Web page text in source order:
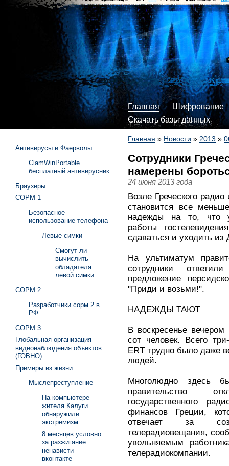
Главная
Шифрование
Скачать базы данных
Главная » Новости » 2013 »
Сотрудники
намерены
24 июня 2013 года
Возле Греческого
становится все
надежды на то, что
работы
сдаваться и уходить из
На ультиматум
сотрудники
предложение
"Приди и возьми!".
НАДЕЖДЫ ТАЮТ
В воскресенье
сот человек. Всего
ERT трудно было даже
людей.
Многолюдно здесь
правительство
государственного
финансов Греции,
отвечает за
телерадиовещания,
увольняемым
телерадиокомпании.
Антивирусы и Фаерволы
ClamWinPortable
бесплатный антивирусник
Браузеры
СОРМ 1
Безопасное
использование телефона
Левые симки
Смогут ли
вычислить
обладателя
левой симки
СОРМ 2
Разработчики сорм 2 в
РФ
СОРМ 3
Глобальная организация
видеонаблюдения объектов
(ГОВНО)
Примеры из жизни
Мыслепреступление
На компьютере
жителя Калуги
обнаружили
экстремизм
8 месяцев условно
за разжигание
ненависти
вконтакте